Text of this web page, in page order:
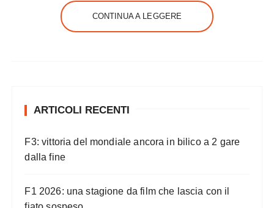
CONTINUA A LEGGERE
ARTICOLI RECENTI
F3: vittoria del mondiale ancora in bilico a 2 gare
dalla fine
F1 2026: una stagione da film che lascia con il